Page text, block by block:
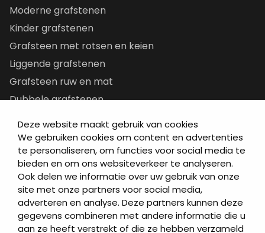
Deze website maakt gebruik van cookies
We gebruiken cookies om content en advertenties
te personaliseren, om functies voor social media te
bieden en om ons websiteverkeer te analyseren.
Ook delen we informatie over uw gebruik van onze
site met onze partners voor social media,
adverteren en analyse. Deze partners kunnen deze
gegevens combineren met andere informatie die u
aan ze heeft verstrekt of die ze hebben verzameld
Moderne grafstenen
Kinder grafstenen
Grafsteen met rotsen en keien
Liggende grafstenen
Grafsteen ruw en mat
Dubbele grafstenen
Letterplaten
Grafzerken kopen
Direct naar
Grafstenen
As artikelen